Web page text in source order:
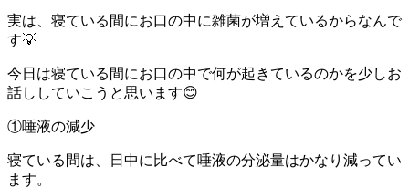
実は、寝ている間にお口の中に雑菌が増えているからなんで
す💡
今日は寝ている間にお口の中で何が起きているのかを少しお
話ししていこうと思います😊
①唾液の減少
寝ている間は、日中に比べて唾液の分泌量はかなり減ってい
ます。